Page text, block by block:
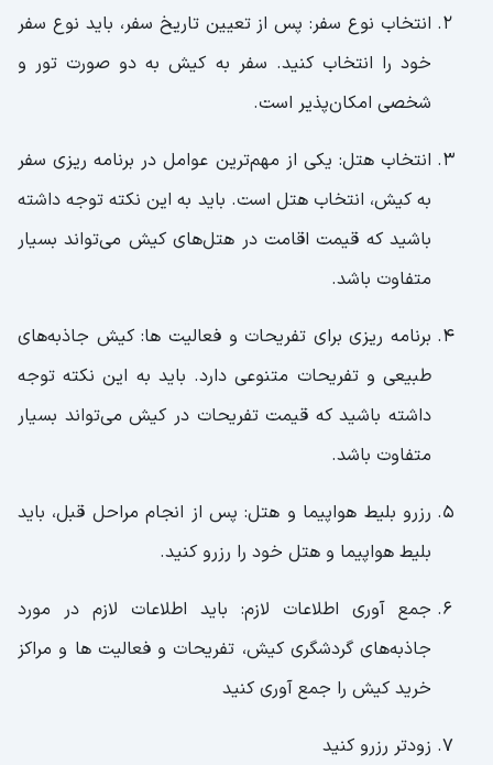
انتخاب نوع سفر: پس از تعیین تاریخ سفر، باید نوع سفر
خود را انتخاب کنید. سفر به کیش به دو صورت تور و
شخصی امکان‌پذیر است.
انتخاب هتل: یکی از مهم‌ترین عوامل در برنامه ریزی سفر
به کیش، انتخاب هتل است. باید به این نکته توجه داشته
باشید که قیمت اقامت در هتل‌های کیش می‌تواند بسیار
متفاوت باشد.
برنامه ریزی برای تفریحات و فعالیت ها: کیش جاذبه‌های
طبیعی و تفریحات متنوعی دارد. باید به این نکته توجه
داشته باشید که قیمت تفریحات در کیش می‌تواند بسیار
متفاوت باشد.
رزرو بلیط هواپیما و هتل: پس از انجام مراحل قبل، باید
بلیط هواپیما و هتل خود را رزرو کنید.
جمع آوری اطلاعات لازم: باید اطلاعات لازم در مورد
جاذبه‌های گردشگری کیش، تفریحات و فعالیت ها و مراکز
خرید کیش را جمع آوری کنید
زودتر رزرو کنید